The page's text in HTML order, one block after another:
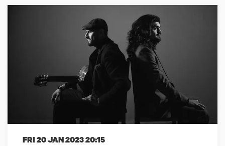
FRI 20 JAN 202320:15